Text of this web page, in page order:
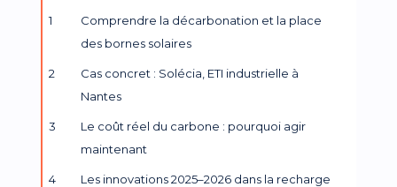
Comprendre la décarbonation et la place
des bornes solaires
Cas concret : Solécia, ETI industrielle à
Nantes
Le coût réel du carbone : pourquoi agir
maintenant
Les innovations 2025–2026 dans la recharge